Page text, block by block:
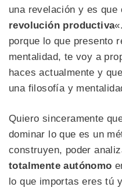
una revelación y es
revolución productiva
porque lo que presento
mentalidad, te voy a
haces actualmente y
una filosofía y
Quiero sinceramente
dominar lo que es un
construyen, poder
totalmente autónomo
lo que importas eres tú